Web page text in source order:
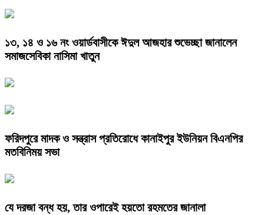
১৩, ১৪ ও ১৬ নং ওয়ার্ডবাসীকে ঈদুল আজহার শুভেচ্ছা জানালেন
সমাজসেবিকা নাসিমা খাতুন
ফরিদপুরে মাদক ও সন্ত্রাস প্রতিরোধে কানাইপুর ইউনিয়ন বিএনপির
মতবিনিময় সভা
যে দরজা বন্ধ হয়, তার ওপারেই হয়তো রহমতের জানালা